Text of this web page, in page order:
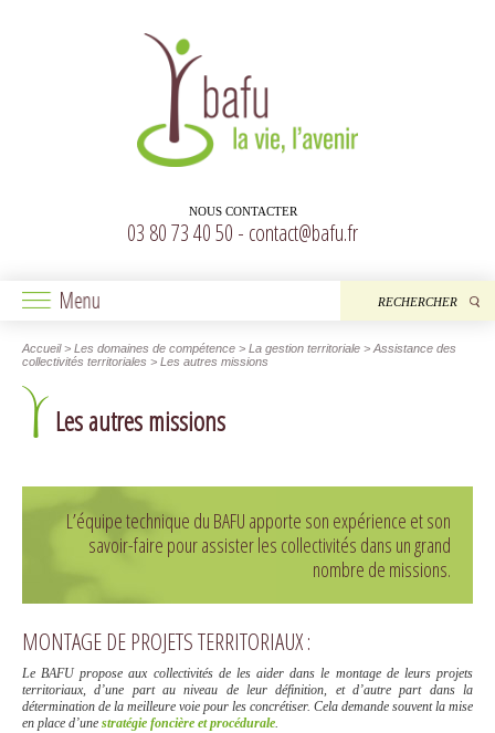
NOUS CONTACTER
03 80 73 40 50 - contact@bafu.fr
Accueil> Les domaines de compétence > La gestion territoriale > Assistance des
collectivités territoriales > Les autres missions
Les autres missions
L’équipe technique du BAFU apporte son expérience et son
savoir-faire pour assister les collectivités dans un grand
nombre de missions.
MONTAGE DE PROJETS TERRITORIAUX :
Le BAFU propose aux collectivités de les aider dans le montage de leurs projets
territoriaux, d’une part au niveau de leur définition, et d’autre part dans la
détermination de la meilleure voie pour les concrétiser. Cela demande souvent la mise
en place d’une stratégie foncière et procédurale.